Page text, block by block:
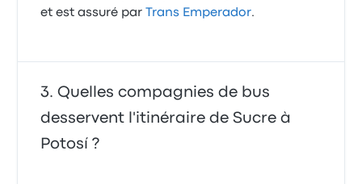
et est assuré par
Trans Emperador.
Quelles compagnies de bus
desservent l'itinéraire de Sucre à
Potosí ?